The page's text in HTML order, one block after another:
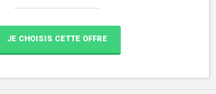
JE CHOISIS CETTE OFFRE